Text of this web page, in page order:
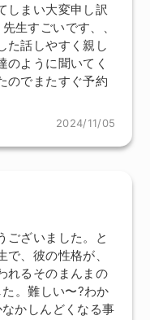
しまい大変申し訳
生すごいです、、
た話しやすく親し
のように聞いてく
のでまたすぐ予約
2024/11/05
ございました。と
、彼の性格が、
れるそのまんまの
。難しい〜?わか
かしんどくなる事